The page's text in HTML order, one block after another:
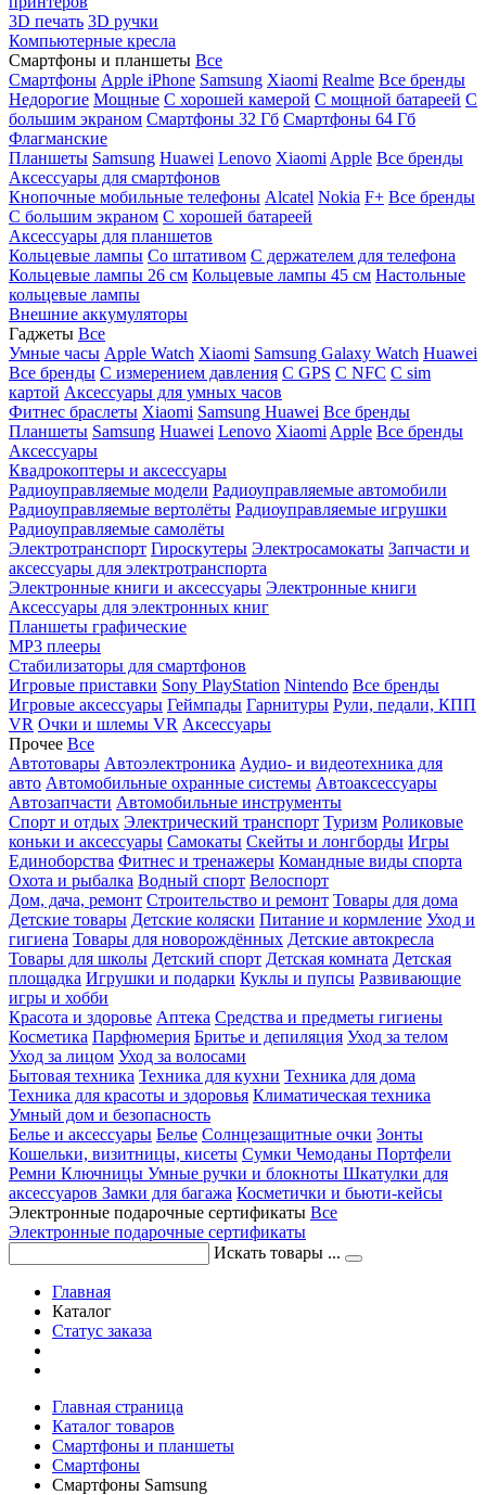
3D печать 3D ручки
Компьютерные кресла
Смартфоны и планшеты Все
Смартфоны Apple iPhone Samsung Xiaomi Realme Все бренды
Недорогие Мощные С хорошей камерой С мощной батареей С
большим экраном Смартфоны 32 Гб Смартфоны 64 Гб
Флагманские
Планшеты Samsung Huawei Lenovo Xiaomi Apple Все бренды
Аксессуары для смартфонов
Кнопочные мобильные телефоны Alcatel Nokia F+ Все бренды
С большим экраном С хорошей батареей
Аксессуары для планшетов
Кольцевые лампы Со штативом C держателем для телефона
Кольцевые лампы 26 см Кольцевые лампы 45 см Настольные
кольцевые лампы
Внешние аккумуляторы
Гаджеты Все
Умные часы Apple Watch Xiaomi Samsung Galaxy Watch Huawei
Все бренды C измерением давления C GPS C NFC C sim
картой Аксессуары для умных часов
Фитнес браслеты Xiaomi Samsung Huawei Все бренды
Планшеты Samsung Huawei Lenovo Xiaomi Apple Все бренды
Аксессуары
Квадрокоптеры и аксессуары
Радиоуправляемые модели Радиоуправляемые автомобили
Радиоуправляемые вертолёты Радиоуправляемые игрушки
Радиоуправляемые самолёты
Электротранспорт Гироскутеры Электросамокаты Запчасти и
аксессуары для электротранспорта
Электронные книги и аксессуары Электронные книги
Аксессуары для электронных книг
Планшеты графические
MP3 плееры
Стабилизаторы для смартфонов
Игровые приставки Sony PlayStation Nintendo Все бренды
Игровые аксессуары Геймпады Гарнитуры Рули, педали, КПП
VR Очки и шлемы VR Аксессуары
Прочее Все
Автотовары Автоэлектроника Аудио- и видеотехника для
авто Автомобильные охранные системы Автоаксессуары
Автозапчасти Автомобильные инструменты
Спорт и отдых Электрический транспорт Туризм Роликовые
коньки и аксессуары Самокаты Скейты и лонгборды Игры
Единоборства Фитнес и тренажеры Командные виды спорта
Охота и рыбалка Водный спорт Велоспорт
Дом, дача, ремонт Строительство и ремонт Товары для дома
Детские товары Детские коляски Питание и кормление Уход и
гигиена Товары для новорождённых Детские автокресла
Товары для школы Детский спорт Детская комната Детская
площадка Игрушки и подарки Куклы и пупсы Развивающие
игры и хобби
Красота и здоровье Аптека Средства и предметы гигиены
Косметика Парфюмерия Бритье и депиляция Уход за телом
Уход за лицом Уход за волосами
Бытовая техника Техника для кухни Техника для дома
Техника для красоты и здоровья Климатическая техника
Умный дом и безопасность
Белье и аксессуары Белье Солнцезащитные очки Зонты
Кошельки, визитницы, кисеты Сумки Чемоданы Портфели
Ремни Ключницы Умные ручки и блокноты Шкатулки для
аксессуаров Замки для багажа Косметички и бьюти-кейсы
Электронные подарочные сертификаты Все
Электронные подарочные сертификаты
Искать товары ...
Главная
Каталог
Статус заказа
Главная страница
Каталог товаров
Смартфоны и планшеты
Смартфоны
Смартфоны Samsung